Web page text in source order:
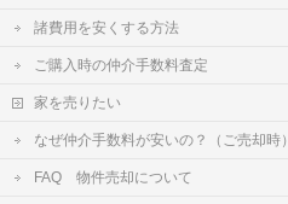
諸費用を安くする方法
ご購入時の仲介手数料査定
家を売りたい
なぜ仲介手数料が安いの？（ご売却時）
FAQ 物件売却について